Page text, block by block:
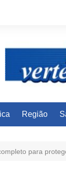
Região
para